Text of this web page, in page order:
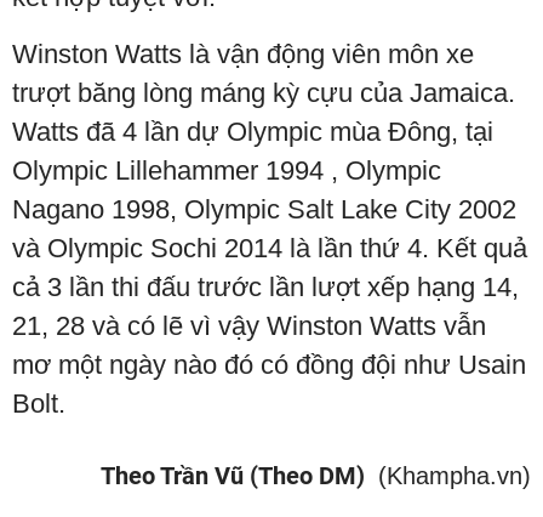
Winston Watts là vận động viên môn xe
trượt băng lòng máng kỳ cựu của Jamaica.
Watts đã 4 lần dự Olympic mùa Đông, tại
Olympic Lillehammer 1994 , Olympic
Nagano 1998, Olympic Salt Lake City 2002
và Olympic Sochi 2014 là lần thứ 4. Kết quả
cả 3 lần thi đấu trước lần lượt xếp hạng 14,
21, 28 và có lẽ vì vậy Winston Watts vẫn
mơ một ngày nào đó có đồng đội như Usain
Bolt.
Theo Trần Vũ (Theo DM) (Khampha.vn)